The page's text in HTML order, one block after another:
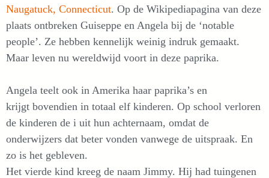
Naugatuck, Connecticut. Op de Wikipediapagina van deze
plaats ontbreken Guiseppe en Angela bij de ‘notable
people’. Ze hebben kennelijk weinig indruk gemaakt.
Maar leven nu wereldwijd voort in deze paprika.
Angela teelt ook in Amerika haar paprika’s en
krijgt bovendien in totaal elf kinderen. Op school verloren
de kinderen de i uit hun achternaam, omdat de
onderwijzers dat beter vonden vanwege de uitspraak. En
zo is het gebleven.
Het vierde kind kreeg de naam Jimmy. Hij had tuingenen